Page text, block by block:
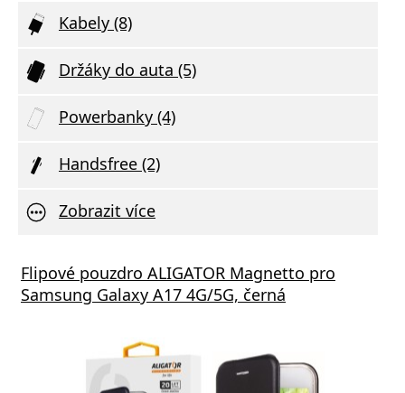
Kabely (8)
Držáky do auta (5)
Powerbanky (4)
Handsfree (2)
Zobrazit více
Flipové pouzdro ALIGATOR Magnetto pro
Samsung Galaxy A17 4G/5G, černá